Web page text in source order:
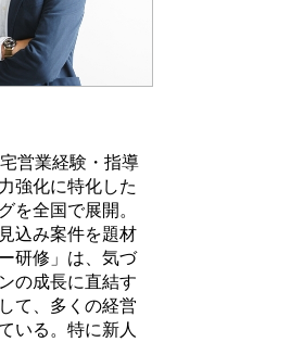
営業経験・指導
強化に特化した
を全国で展開。
込み案件を題材
研修」は、気づ
の成長に直結す
て、多くの経営
いる。特に新人